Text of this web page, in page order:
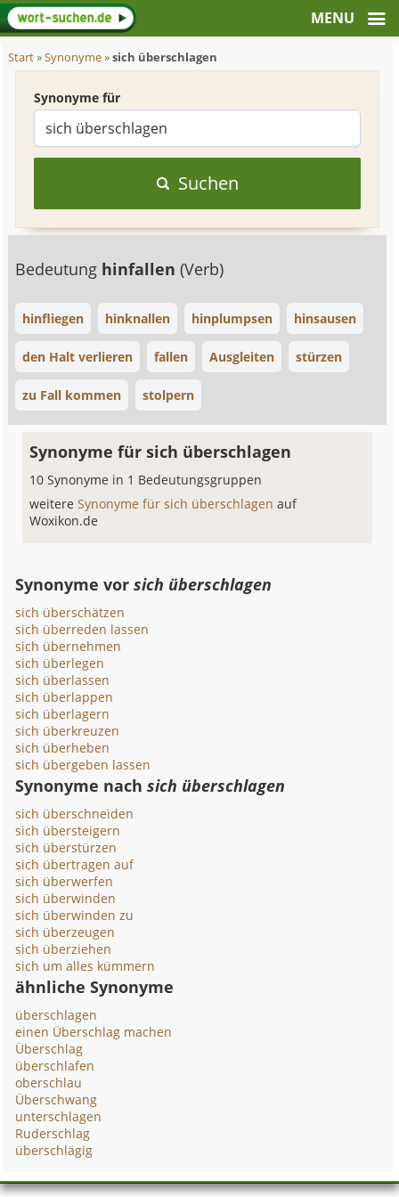
Start»Synonyme»sich überschlagen
Synonyme für
Suchen
Bedeutung hinfallen(Verb)
hinfliegen hinknallen hinplumpsen hinsausen
den Halt verlieren fallen Ausgleiten stürzen
zu Fall kommen stolpern
Synonyme für sich überschlagen
10 Synonyme in 1 Bedeutungsgruppen
weitereSynonyme für sich überschlagenauf
Woxikon.de
Synonyme vorsich überschlagen
sich überschätzen
sich überreden lassen
sich übernehmen
sich überlegen
sich überlassen
sich überlappen
sich überlagern
sich überkreuzen
sich überheben
sich übergeben lassen
Synonyme nachsich überschlagen
sich überschneiden
sich übersteigern
sich überstürzen
sich übertragen auf
sich überwerfen
sich überwinden
sich überwinden zu
sich überzeugen
sich überziehen
sich um alles kümmern
ähnliche Synonyme
überschlagen
einen Überschlag machen
Überschlag
überschlafen
oberschlau
Überschwang
unterschlagen
Ruderschlag
überschlägig